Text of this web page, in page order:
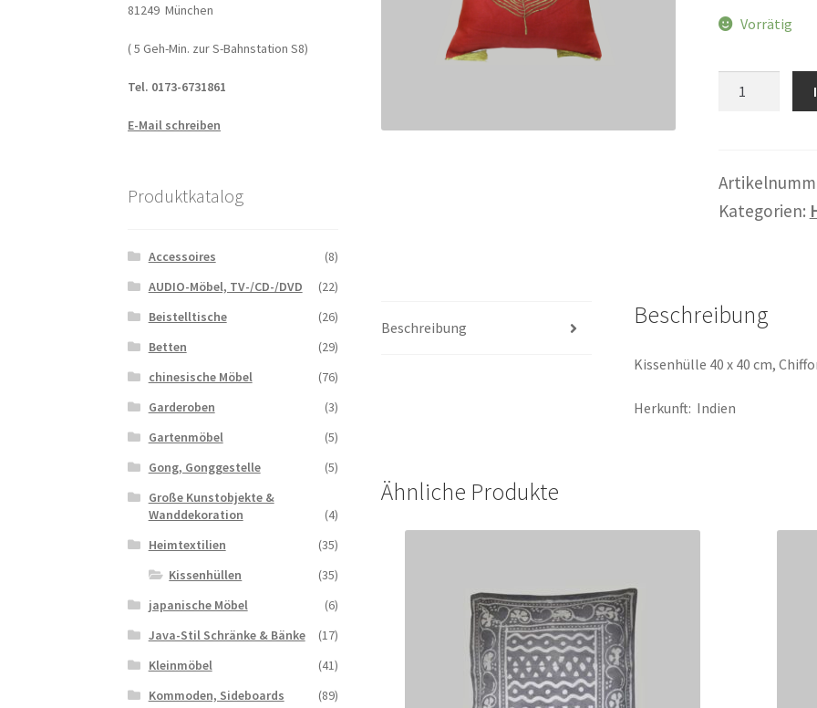
Vorrätig
Kategorien:
Beschreibung Beschreibung
Kissenhülle 40 x 40 cm,
Herkunft: Indien
Ähnliche Produkte
81249 München
( 5 Geh-Min. zur S-Bahnstation S8)
Tel. 0173-6731861
E-Mail schreiben
Produktkatalog
Accessoires
(8)
AUDIO-Möbel, TV-/CD-/DVD
(22)
Beistelltische
(26)
Betten
(29)
chinesische Möbel
(76)
Garderoben
(3)
Gartenmöbel
(5)
Gong, Gonggestelle
(5)
Große Kunstobjekte &
Wanddekoration
(4)
Heimtextilien
(35)
Kissenhüllen
(35)
japanische Möbel
(6)
Java-Stil Schränke & Bänke
(17)
Kleinmöbel
(41)
Kommoden, Sideboards
(89)